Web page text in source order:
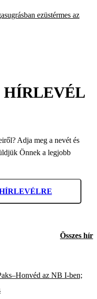
ezüstérmes az
HÍRLEVÉL
Adja meg a nevét és
Önnek a legjobb
Összes hír
az NB I-ben;